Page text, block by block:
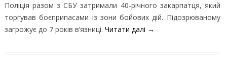
Поліція разом з СБУ затримали 40-річного закарпатця, який
торгував боєприпасами із зони бойових дій. Підозрюваному
загрожує до 7 років в’язниці. Читати далі →